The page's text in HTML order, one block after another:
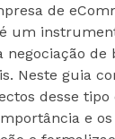
de
um
de
Neste guia
desse
e